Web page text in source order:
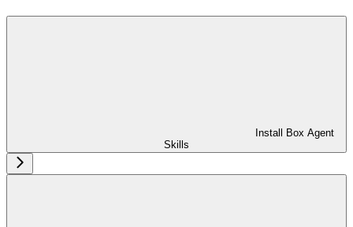
Install Box Agent
Skills